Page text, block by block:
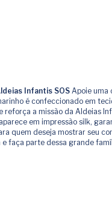
Infantis SOS Apoie uma
é confeccionado em
a missão da Aldeias
em impressão silk,
quem deseja mostrar seu
e faça parte dessa grande